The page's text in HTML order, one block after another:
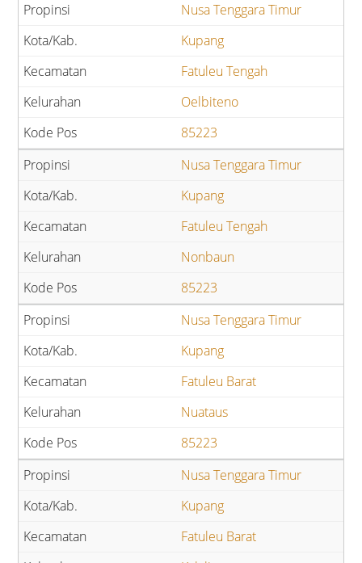
Nusa Tenggara Timur
Kupang
Fatuleu Tengah
Oelbiteno
85223
Nusa Tenggara Timur
Kupang
Fatuleu Tengah
Nonbaun
85223
Nusa Tenggara Timur
Kupang
Fatuleu Barat
Nuataus
85223
Nusa Tenggara Timur
Kupang
Fatuleu Barat